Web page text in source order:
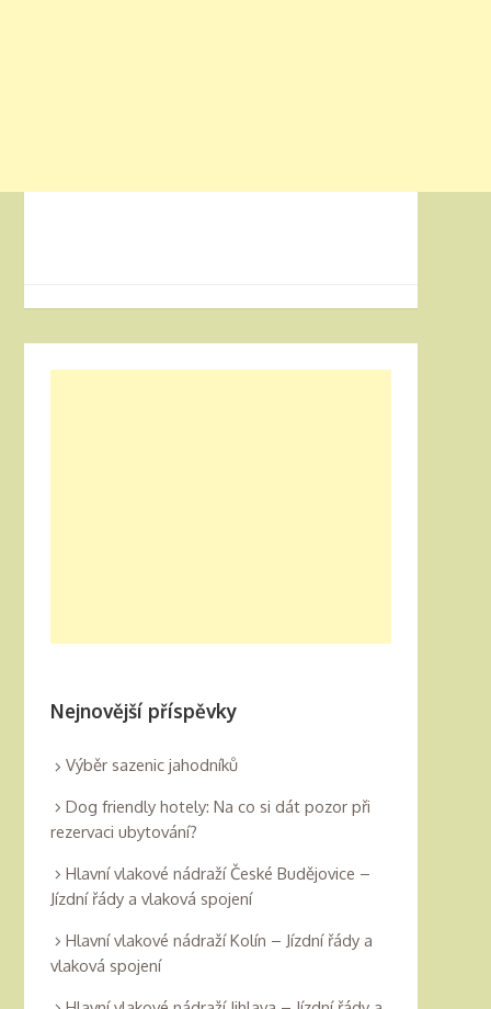
Nejnovější příspěvky
Výběr sazenic jahodníků
Dog friendly hotely: Na co si dát pozor při
rezervaci ubytování?
Hlavní vlakové nádraží České Budějovice –
Jízdní řády a vlaková spojení
Hlavní vlakové nádraží Kolín – Jízdní řády a
vlaková spojení